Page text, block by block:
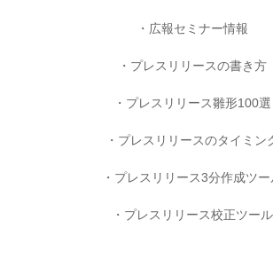
広報セミナー情報
プレスリリースの書き方
プレスリリース雛形100選
プレスリリースのタイミン
プレスリリース3分作成ツー
プレスリリース校正ツール